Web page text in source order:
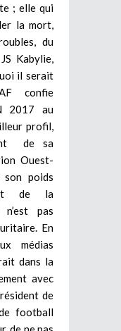
; elle qui
la mort,
du
Kabylie,
il serait
confie
2017 au
profil,
de sa
Ouest-
poids
de la
pas
En
médias
dans la
avec
de
football